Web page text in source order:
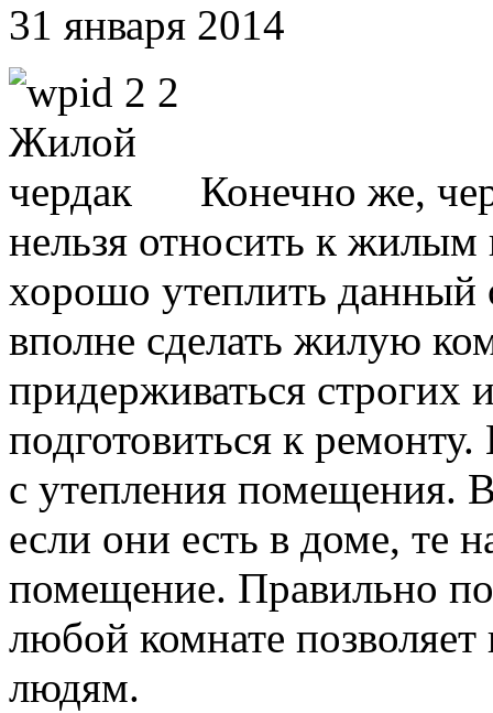
31 января 2014
Конечно же,
нельзя относить к
хорошо утеплить данный
вполне сделать жилую
придерживаться
подготовиться к ремонту.
с утепления помещения.
если они есть в доме, те
помещение. Правильно
любой комнате
людям.